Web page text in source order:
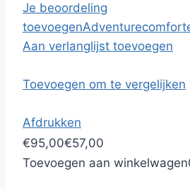
Je beoordeling
toevoegenAdventurecomfort
Aan verlanglijst toevoegen
Toevoegen om te vergelijken
Afdrukken
€95,00€57,00
Toevoegen aan winkelwagen